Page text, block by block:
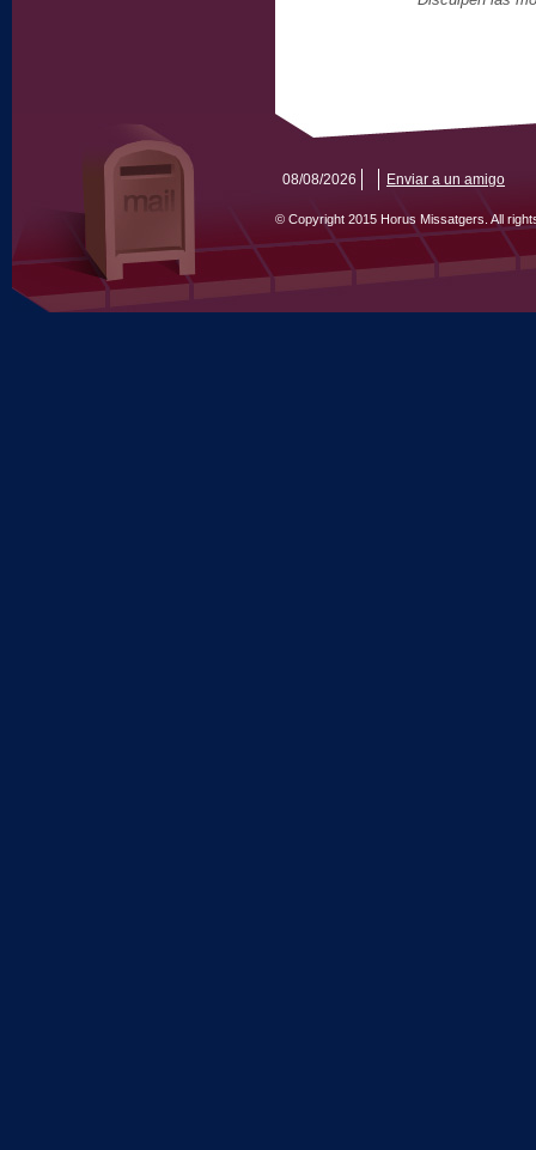
08/08/2026 Enviar a un amigo
© Copyright 2015 Horus Missatgers. All